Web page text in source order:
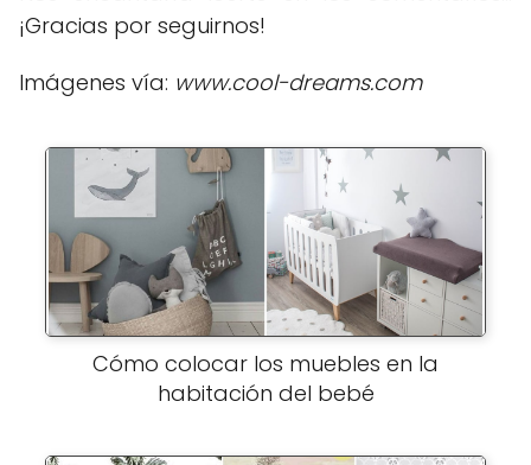
¡Gracias por seguirnos!
Imágenes vía: www.cool-dreams.com
Cómo colocar los muebles en la
habitación del bebé